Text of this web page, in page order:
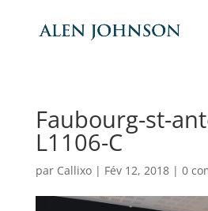
Faubourg-st-
L1106-C
par Callixo| Fév 12, 2018| 0